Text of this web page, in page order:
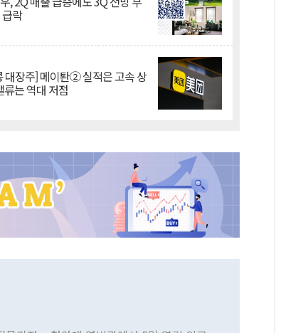
락
대장주] 메이퇀② 실적은 고속 상
류는 역대 저점